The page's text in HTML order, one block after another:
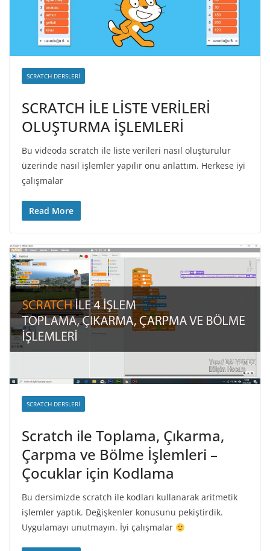
SCRATCH DERSLERI
SCRATCH İLE LİSTE VERİLERİ
OLUŞTURMA İŞLEMLERİ
Bu videoda scratch ile liste verileri nasıl oluşturulur
üzerinde nasıl işlemler yapılır onu anlattım. Herkese iyi
çalışmalar
Read More
SCRATCH DERSLERI
Scratch ile Toplama, Çıkarma,
Çarpma ve Bölme İşlemleri –
Çocuklar için Kodlama
Bu dersimizde scratch ile kodları kullanarak aritmetik
işlemler yaptık. Değişkenler konusunu pekiştirdik.
Uygulamayı unutmayın. İyi çalışmalar